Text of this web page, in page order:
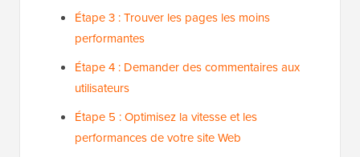
Étape 3 : Trouver les pages les moins
performantes
Étape 4 : Demander des commentaires aux
utilisateurs
Étape 5 : Optimisez la vitesse et les
performances de votre site Web